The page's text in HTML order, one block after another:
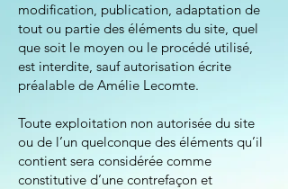
modification, publication, adaptation de
tout ou partie des éléments du site, quel
que soit le moyen ou le procédé utilisé,
est interdite, sauf autorisation écrite
préalable de Amélie Lecomte.
Toute exploitation non autorisée du site
ou de l’un quelconque des éléments qu’il
contient sera considérée comme
constitutive d’une contrefaçon et